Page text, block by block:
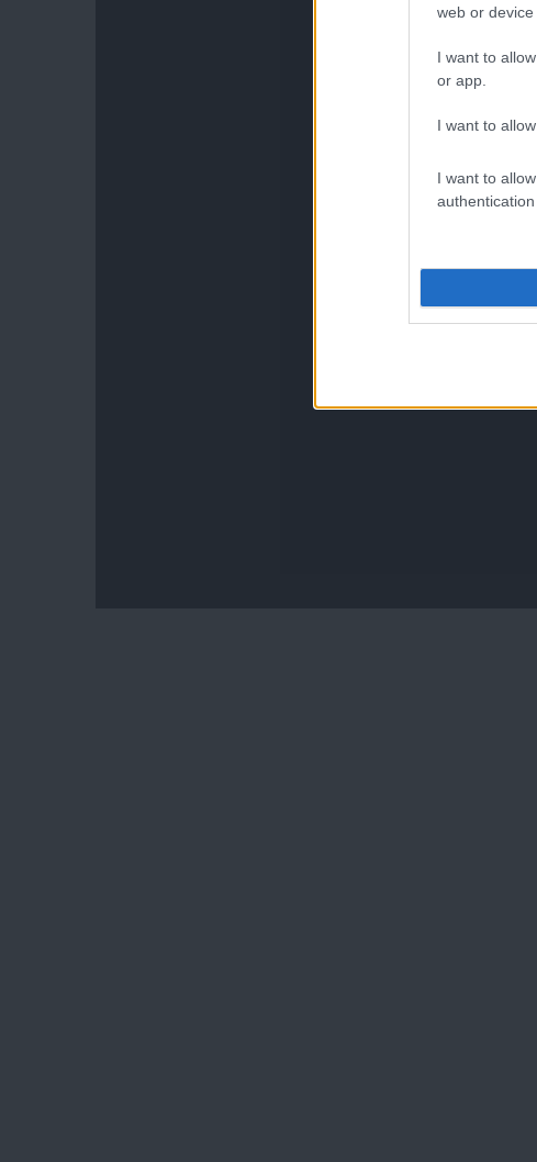
web or device
I want to
or app.
I want to
I want to